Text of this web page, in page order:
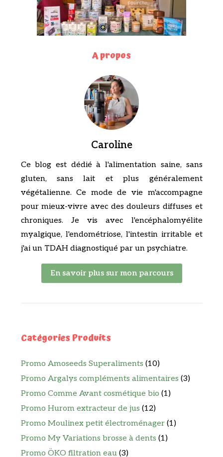
A propos
Caroline
Ce blog est dédié à l'alimentation saine, sans
gluten, sans lait et plus généralement
végétalienne. Ce mode de vie m'accompagne
pour mieux-vivre avec des douleurs diffuses et
chroniques. Je vis avec l'encéphalomyélite
myalgique, l'endométriose, l'intestin irritable et
j'ai un TDAH diagnostiqué par un psychiatre.
En savoir plus sur mon parcours
Catégories Produits
Promo Amoseeds Superaliments (10)
Promo Argalys compléments alimentaires (3)
Promo Comme Avant cosmétique bio (1)
Promo Hurom extracteur de jus (12)
Promo Moulinex petit électroménager (1)
Promo My Variations brosse à dents (1)
Promo ÖKO filtration eau (3)